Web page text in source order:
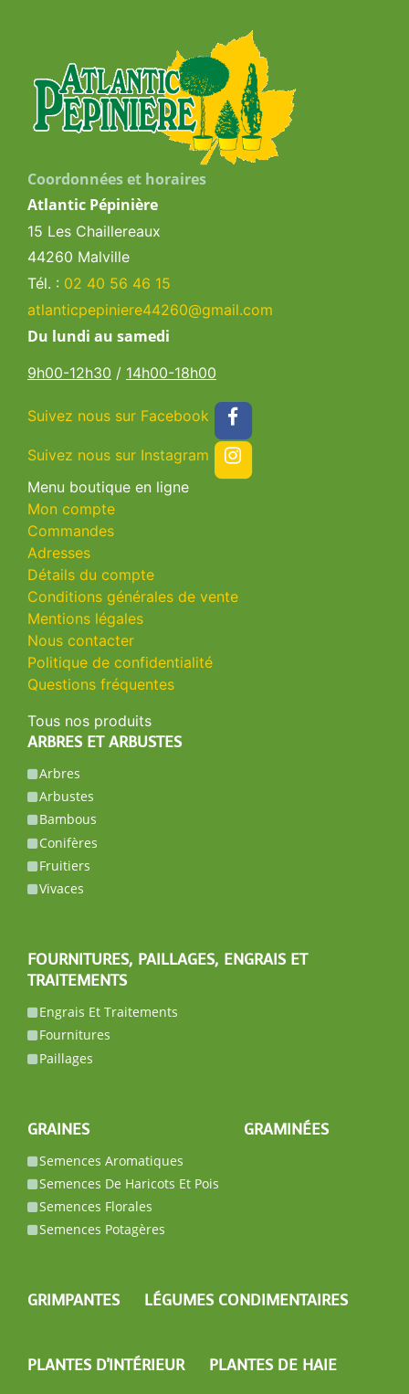
Coordonnées et horaires
Atlantic Pépinière
15 Les Chaillereaux
44260 Malville
Tél. : 02 40 56 46 15
atlanticpepiniere44260@gmail.com
Du lundi au samedi
9h00-12h30 / 14h00-18h00
Suivez nous sur Facebook
Suivez nous sur Instagram
Menu boutique en ligne
Mon compte
Commandes
Adresses
Détails du compte
Conditions générales de vente
Mentions légales
Nous contacter
Politique de confidentialité
Questions fréquentes
Tous nos produits
ARBRES ET ARBUSTES
Arbres
Arbustes
Bambous
Conifères
Fruitiers
Vivaces
FOURNITURES, PAILLAGES, ENGRAIS ET
TRAITEMENTS
Engrais Et Traitements
Fournitures
Paillages
GRAINES
Semences Aromatiques
Semences De Haricots Et Pois
Semences Florales
Semences Potagères
GRAMINÉES
GRIMPANTES LÉGUMES CONDIMENTAIRES
PLANTES D'INTÉRIEUR PLANTES DE HAIE